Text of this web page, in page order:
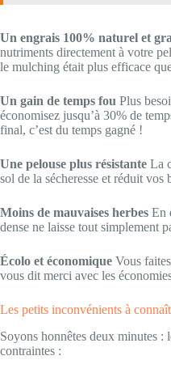
Un engrais 100% naturel et
nutriments directement à votre
le mulching était plus efficace
Un gain de temps fou Plus
économisez jusqu’à 30% de
final, c’est du temps gagné !
Une pelouse plus résistante La
sol de la sécheresse et réduit
Moins de mauvaises herbes En
dense ne laisse tout simplement
Écolo et économique Vous
vous dit merci avec les
Les petits inconvénients à
Soyons honnêtes deux minutes :
contraintes :